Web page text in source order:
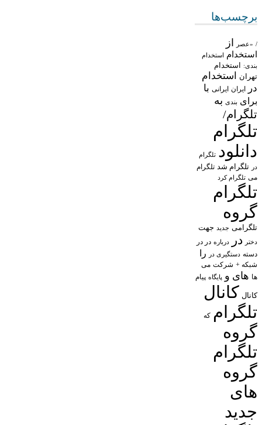
برچسب‌ها
/ «عصر از
استخدام استخدام
بندی: استخدام
تهران
استخدام
در
ایران ایرانی با
برای بندی به
تلگرام/
تلگرام
دانلود تلگرام
در تلگرام شد تلگرام
می تلگرام کرد
تلگرام
گروه
تلگرامی جدید جهت
دختر در درباره در در
دسته دستگیری در را
شبکه + شرکت می
ها های و پایگاه پیام
کانال کانال
تلگرام که
گروه
تلگرام
گروه
های
جدید